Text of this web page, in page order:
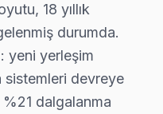
Sanyo DP serisi.
veya ekran
kullanılan chip
18 yıllık
durumda.
yeni yerleşim
sistemleri devreye
dalgalanma